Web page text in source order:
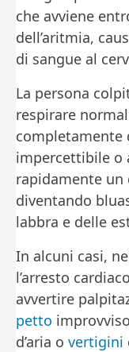
che avviene
dell’aritmia,
di sangue al
La persona
respirare
completamente
impercettibile o
rapidamente
diventando
labbra e delle
In alcuni casi,
l’arresto
avvertire
petto
d’aria o vertigini